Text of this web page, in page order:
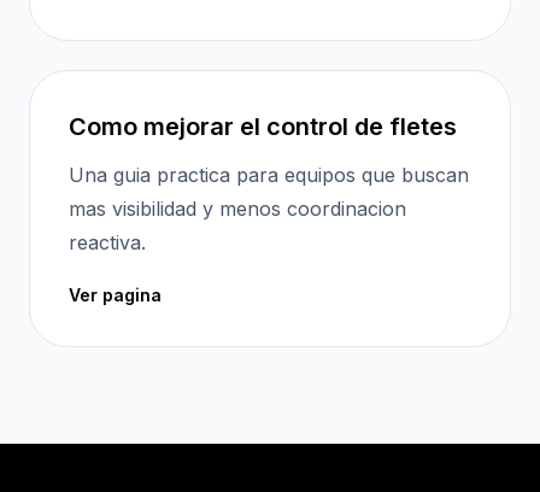
Como mejorar el control de fletes
Una guia practica para equipos que buscan
mas visibilidad y menos coordinacion
reactiva.
Ver pagina